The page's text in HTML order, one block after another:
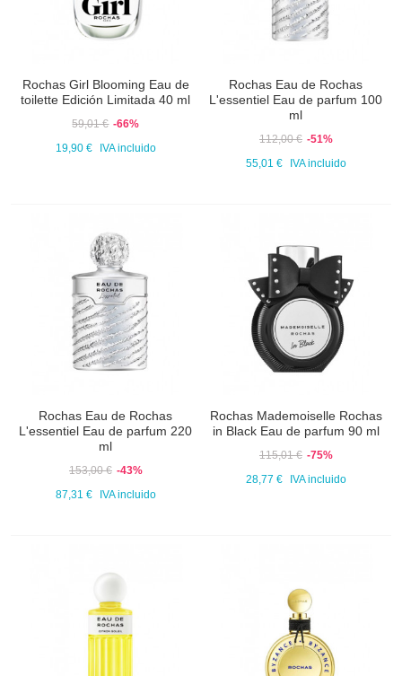
Rochas Girl Blooming Eau de
toilette Edición Limitada 40 ml
59,01 € -66%
19,90 €
IVA incluido
Rochas Eau de Rochas
L'essentiel Eau de parfum 100
ml
112,00 € -51%
55,01 €
IVA incluido
Rochas Eau de Rochas
L'essentiel Eau de parfum 220
ml
153,00 € -43%
87,31 €
IVA incluido
Rochas Mademoiselle Rochas
in Black Eau de parfum 90 ml
115,01 € -75%
28,77 €
IVA incluido